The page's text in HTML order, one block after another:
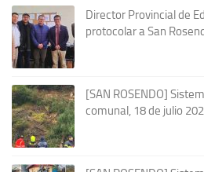
Director Provincial de
protocolar a San
[SAN ROSENDO]
comunal, 18 de julio